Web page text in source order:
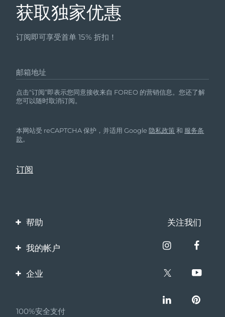
获取独家优惠
订阅即可享受首单 15% 折扣！
邮箱地址
点击“订阅”即表示您同意接收来自 FOREO 的营销信息。您还了解
您可以随时取消订阅。
本网站受 reCAPTCHA 保护，并适用 Google隐私政策 和 服务条
款。
帮助
联系我们
保修与退换货
关注我们
我的帐户
产品注册
企业
伙伴计划
100%安全支付